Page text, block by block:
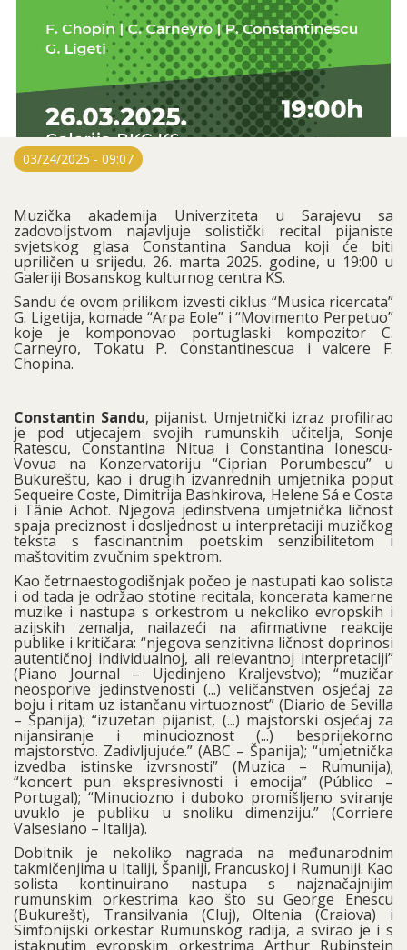
03/24/2025 - 09:07
Muzička akademija Univerziteta u Sarajevu sa
zadovoljstvom najavljuje solistički recital pijaniste
svjetskog glasa Constantina Sandua koji će biti
upriličen u srijedu, 26. marta 2025. godine, u 19:00 u
Galeriji Bosanskog kulturnog centra KS.
Sandu će ovom prilikom izvesti ciklus “Musica ricercata”
G. Ligetija, komade “Arpa Eole” i “Movimento Perpetuo”
koje je komponovao portuglaski kompozitor C.
Carneyro, Tokatu P. Constantinescua i valcere F.
Chopina.
Constantin Sandu, pijanist. Umjetnički izraz profilirao
je pod utjecajem svojih rumunskih učitelja, Sonje
Ratescu, Constantina Nitua i Constantina Ionescu-
Vovua na Konzervatoriju “Ciprian Porumbescu” u
Bukureštu, kao i drugih izvanrednih umjetnika poput
Sequeire Coste, Dimitrija Bashkirova, Helene Sá e Costa
i Tânie Achot. Njegova jedinstvena umjetnička ličnost
spaja preciznost i dosljednost u interpretaciji muzičkog
teksta s fascinantnim poetskim senzibilitetom i
maštovitim zvučnim spektrom.
Kao četrnaestogodišnjak počeo je nastupati kao solista
i od tada je održao stotine recitala, koncerata kamerne
muzike i nastupa s orkestrom u nekoliko evropskih i
azijskih zemalja, nailazeći na afirmativne reakcije
publike i kritičara: “njegova senzitivna ličnost doprinosi
autentičnoj individualnoj, ali relevantnoj interpretaciji”
(Piano Journal – Ujedinjeno Kraljevstvo); “muzičar
neosporive jedinstvenosti (...) veličanstven osjećaj za
boju i ritam uz istančanu virtuoznost” (Diario de Sevilla
– Španija); “izuzetan pijanist, (...) majstorski osjećaj za
nijansiranje i minucioznost (...) besprijekorno
majstorstvo. Zadivljujuće.” (ABC – Španija); “umjetnička
izvedba istinske izvrsnosti” (Muzica – Rumunija);
“koncert pun ekspresivnosti i emocija” (Público –
Portugal); “Minuciozno i duboko promišljeno sviranje
uvuklo je publiku u snoliku dimenziju.” (Corriere
Valsesiano – Italija).
Dobitnik je nekoliko nagrada na međunarodnim
takmičenjima u Italiji, Španiji, Francuskoj i Rumuniji. Kao
solista kontinuirano nastupa s najznačajnijim
rumunskim orkestrima kao što su George Enescu
(Bukurešt), Transilvania (Cluj), Oltenia (Craiova) i
Simfonijski orkestar Rumunskog radija, a svirao je i s
istaknutim evropskim orkestrima Arthur Rubinstein